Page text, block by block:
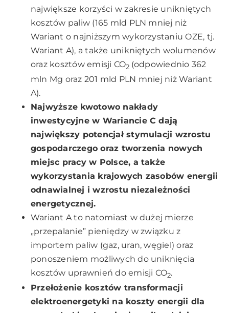
największe korzyści w zakresie unikniętych
kosztów paliw (165 mld PLN mniej niż
Wariant o najniższym wykorzystaniu OZE, tj.
Wariant A), a także unikniętych wolumenów
oraz kosztów emisji CO2 (odpowiednio 362
mln Mg oraz 201 mld PLN mniej niż Wariant
A).
Najwyższe kwotowo nakłady
inwestycyjne w Wariancie C dają
największy potencjał stymulacji wzrostu
gospodarczego oraz tworzenia nowych
miejsc pracy w Polsce, a także
wykorzystania krajowych zasobów energii
odnawialnej i wzrostu niezależności
energetycznej.
Wariant A to natomiast w dużej mierze
„przepalanie” pieniędzy w związku z
importem paliw (gaz, uran, węgiel) oraz
ponoszeniem możliwych do uniknięcia
kosztów uprawnień do emisji CO2.
Przełożenie kosztów transformacji
elektroenergetyki na koszty energii dla